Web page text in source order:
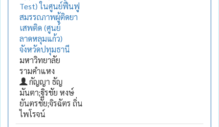
Test) ในศูนย์ฟื้นฟู
สมรรถภาพผู้ติดยา
เสพติด (ศูนย์
ลาดหลุมแก้ว)
จังหวัดปทุมธานี
มหาวิทยาลัย
รามคำแหง
กัญญา ธัญ
มันตา;ฐิรชัย หงษ์
ยันตรชัย;จิรฉัตร ถิ่น
ไพโรจน์